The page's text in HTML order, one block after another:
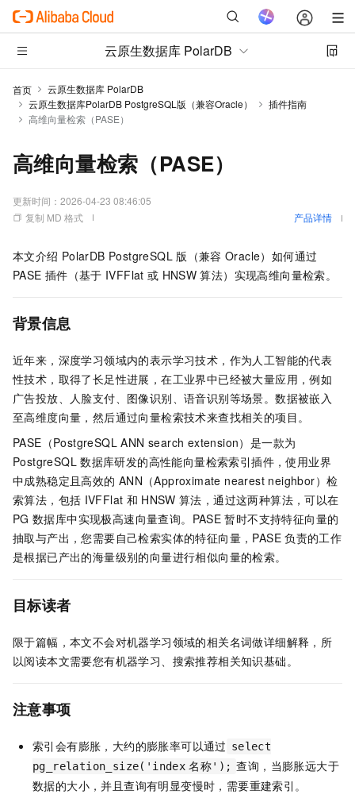
云原生数据库 PolarDB
首页
云原生数据库 PolarDB
云原生数据库PolarDB PostgreSQL版（兼容Oracle）
插件指南
高维向量检索（PASE）
高维向量检索（PASE）
更新时间： 2026-04-23 08:46:05
复制 MD 格式
产品详情
本文介绍 PolarDB PostgreSQL 版（兼容 Oracle） 如何通过
PASE 插件（基于 IVFFlat 或 HNSW 算法）实现高维向量检索。
背景信息
近年来，深度学习领域内的表示学习技术，作为人工智能的代表
性技术，取得了长足性进展，在工业界中已经被大量应用，例如
广告投放、人脸支付、图像识别、语音识别等场景。数据被嵌入
至高维度向量，然后通过向量检索技术来查找相关的项目。
PASE（PostgreSQL ANN search extension）是一款为
PostgreSQL 数据库研发的高性能向量检索索引插件，使用业界
中成熟稳定且高效的 ANN（Approximate nearest neighbor）检
索算法，包括 IVFFlat 和 HNSW 算法，通过这两种算法，可以在
PG 数据库中实现极高速向量查询。PASE 暂时不支持特征向量的
抽取与产出，您需要自己检索实体的特征向量，PASE 负责的工作
是根据已产出的海量级别的向量进行相似向量的检索。
目标读者
限于篇幅，本文不会对机器学习领域的相关名词做详细解释，所
以阅读本文需要您有机器学习、搜索推荐相关知识基础。
注意事项
索引会有膨胀，大约的膨胀率可以通过 select
pg_relation_size('index 名称'); 查询，当膨胀远大于
数据的大小，并且查询有明显变慢时，需要重建索引。